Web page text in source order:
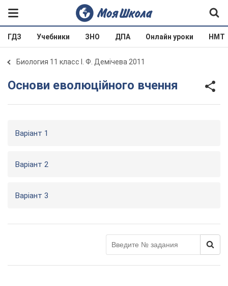
ГДЗ Учебники ЗНО ДПА Онлайн уроки НМТ
Биология 11 класс І. Ф. Демічева 2011
Основи еволюційного вчення
Варіант 1
Варіант 2
Варіант 3